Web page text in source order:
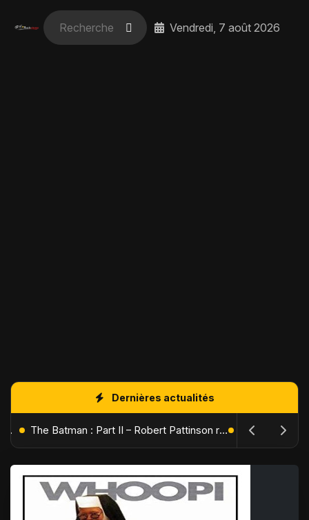
Vendredi, 7 août 2026
Dernières actualités
L'Âge de Glace : Le Réveil du Volcan – Manny, Sid et Diego de retour pour une aventure explosive The Batman : Part II – Robert Pattinson replonge dans les ténèbres de Gotham dès octobre 2027